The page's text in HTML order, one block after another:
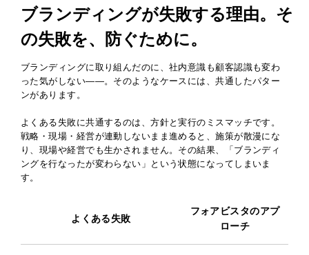
ブランディングが失敗する理由。 そ
の失敗を、防ぐために。
ブランディングに取り組んだのに、社内意識も顧客認識も変わ
った気がしない——。そのようなケースには、共通したパター
ンがあります。
よくある失敗に共通するのは、方針と実行のミスマッチです。
戦略・現場・経営が連動しないまま進めると、施策が散漫にな
り、現場や経営でも生かされません。その結果、「ブランディ
ングを行なったが変わらない」という状態になってしまいま
す。
よくある失敗
フォアビスタのアプ
ローチ